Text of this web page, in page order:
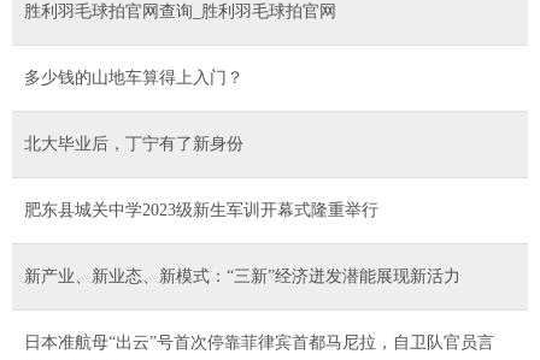
胜利羽毛球拍官网查询_胜利羽毛球拍官网
多少钱的山地车算得上入门？
北大毕业后，丁宁有了新身份
肥东县城关中学2023级新生军训开幕式隆重举行
新产业、新业态、新模式：“三新”经济迸发潜能展现新活力
日本准航母“出云”号首次停靠菲律宾首都马尼拉，自卫队官员言